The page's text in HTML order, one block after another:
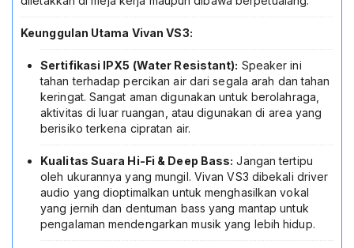
HP
Laptop
Tablet
Original
Resmi
Vivan
Keunggulan Utama Vivan VS3:
Sertifikasi IPX5 (Water Resistant): Speaker ini
tahan terhadap percikan air dari segala arah dan tahan
keringat. Sangat aman digunakan untuk berolahraga,
aktivitas di luar ruangan, atau digunakan di area yang
berisiko terkena cipratan air.
Kualitas Suara Hi-Fi & Deep Bass: Jangan tertipu
oleh ukurannya yang mungil. Vivan VS3 dibekali driver
audio yang dioptimalkan untuk menghasilkan vokal
yang jernih dan dentuman bass yang mantap untuk
pengalaman mendengarkan musik yang lebih hidup.